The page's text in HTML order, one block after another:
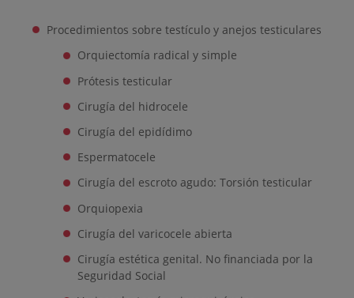
Procedimientos sobre testículo y anejos testiculares
Orquiectomía radical y simple
Prótesis testicular
Cirugía del hidrocele
Cirugía del epidídimo
Espermatocele
Cirugía del escroto agudo: Torsión testicular
Orquiopexia
Cirugía del varicocele abierta
Cirugía estética genital. No financiada por la
Seguridad Social